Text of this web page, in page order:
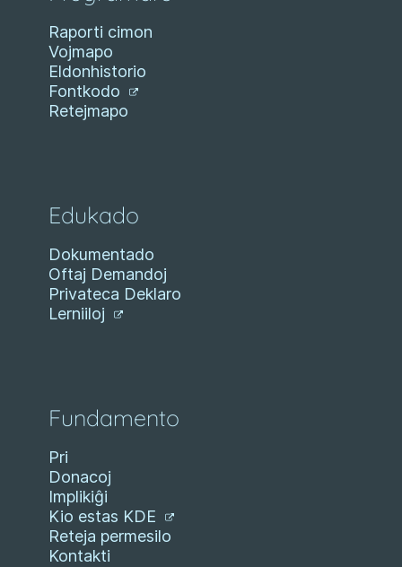
Raporti cimon
Vojmapo
Eldonhistorio
Fontkodo
Retejmapo
Edukado
Dokumentado
Oftaj Demandoj
Privateca Deklaro
Lerniiloj
Fundamento
Pri
Donacoj
Implikiĝi
Kio estas KDE
Reteja permesilo
Kontakti